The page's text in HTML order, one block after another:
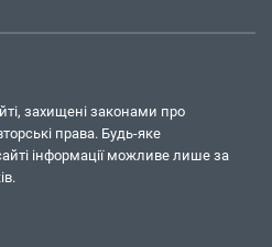
захищені законами про
права. Будь-яке
інформації можливе лише за